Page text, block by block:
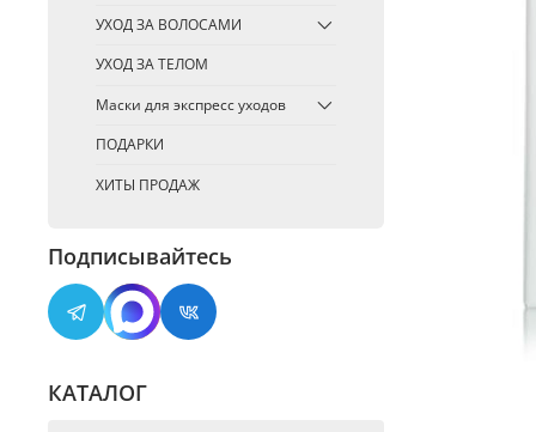
УХОД ЗА ВОЛОСАМИ
УХОД ЗА ТЕЛОМ
Маски для экспресс уходов
ПОДАРКИ
ХИТЫ ПРОДАЖ
Подписывайтесь
КАТАЛОГ